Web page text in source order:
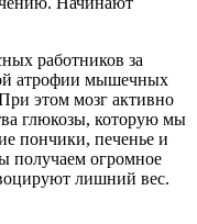
работников за
атрофии мышечных
этом мозг активно
глюкозы, которую мы
пончики, печенье и
получаем огромное
лишний вес.